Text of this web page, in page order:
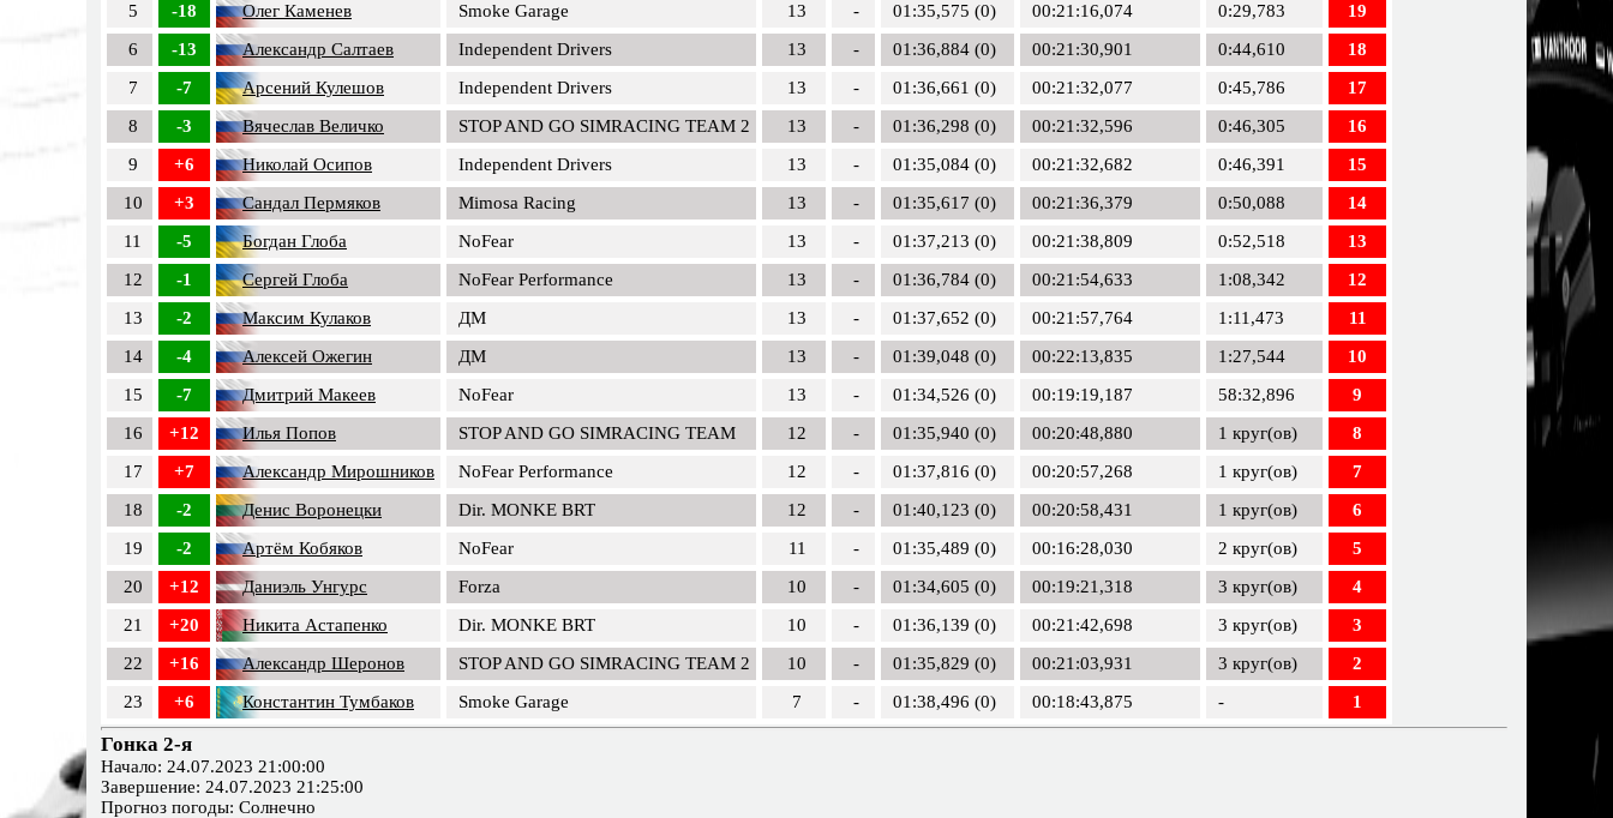
5
-18 Олег Каменев Smoke Garage 13 - 01:35,575 (0) 00:21:16,074 0:29,783
19
6
-13 Александр Салтаев Independent Drivers 13 - 01:36,884 (0) 00:21:30,901 0:44,610
18
7
-7 Арсений Кулешов Independent Drivers 13 - 01:36,661 (0) 00:21:32,077 0:45,786
17
8
-3 Вячеслав Величко STOP AND GO SIMRACING TEAM 2 13 - 01:36,298 (0) 00:21:32,596 0:46,305
16
9
+6 Николай Осипов Independent Drivers 13 - 01:35,084 (0) 00:21:32,682 0:46,391
15
10
+3 Сандал Пермяков Mimosa Racing 13 - 01:35,617 (0) 00:21:36,379 0:50,088
14
11
-5 Богдан Глоба NoFear 13 - 01:37,213 (0) 00:21:38,809 0:52,518
13
12
-1 Сергей Глоба NoFear Performance 13 - 01:36,784 (0) 00:21:54,633 1:08,342
12
13
-2 Максим Кулаков ДМ 13 - 01:37,652 (0) 00:21:57,764 1:11,473
11
14
-4 Алексей Ожегин ДМ 13 - 01:39,048 (0) 00:22:13,835 1:27,544
10
15
-7 Дмитрий Макеев NoFear 13 - 01:34,526 (0) 00:19:19,187 58:32,896
9
16
+12 Илья Попов STOP AND GO SIMRACING TEAM 12 - 01:35,940 (0) 00:20:48,880 1 круг(ов)
8
17
+7 Александр Мирошников NoFear Performance 12 - 01:37,816 (0) 00:20:57,268 1 круг(ов)
7
18
-2 Денис Воронецки Dir. MONKE BRT 12 - 01:40,123 (0) 00:20:58,431 1 круг(ов)
6
19
-2 Артём Кобяков NoFear 11 - 01:35,489 (0) 00:16:28,030 2 круг(ов)
5
20
+12 Даниэль Унгурс Forza 10 - 01:34,605 (0) 00:19:21,318 3 круг(ов)
4
21
+20 Никита Астапенко Dir. MONKE BRT 10 - 01:36,139 (0) 00:21:42,698 3 круг(ов)
3
22
+16 Александр Шеронов STOP AND GO SIMRACING TEAM 2 10 - 01:35,829 (0) 00:21:03,931 3 круг(ов)
2
23
+6 Константин Тумбаков Smoke Garage 7 - 01:38,496 (0) 00:18:43,875 - 1
Гонка 2-я
Начало: 24.07.2023 21:00:00
Завершение: 24.07.2023 21:25:00
Прогноз погоды: Солнечно